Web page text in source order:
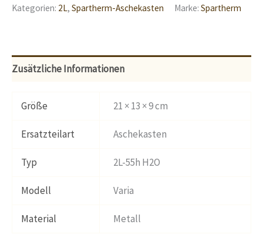
Kategorien: 2L, Spartherm-Aschekasten Marke: Spartherm
Zusätzliche Informationen
Größe 21 × 13 × 9 cm
Ersatzteilart Aschekasten
Typ 2L-55h H2O
Modell Varia
Material Metall